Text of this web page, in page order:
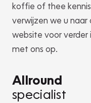
koffie of thee
verwijzen we u naar
website voor
met ons op.
Allround
specialist